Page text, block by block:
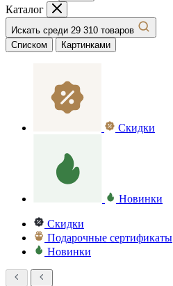
Каталог
Искать среди 29 310 товаров
Списком
Картинками
Скидки
Новинки
Скидки
Подарочные сертификаты
Новинки